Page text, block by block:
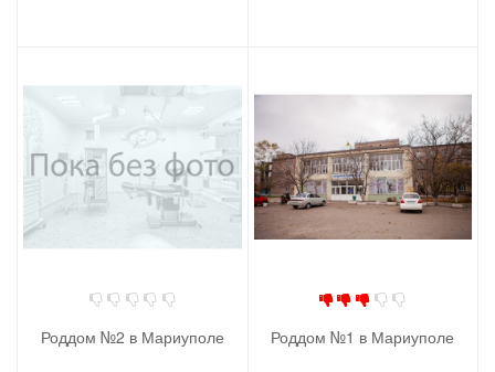
Роддом №2 в Мариуполе Роддом №1 в Мариуполе